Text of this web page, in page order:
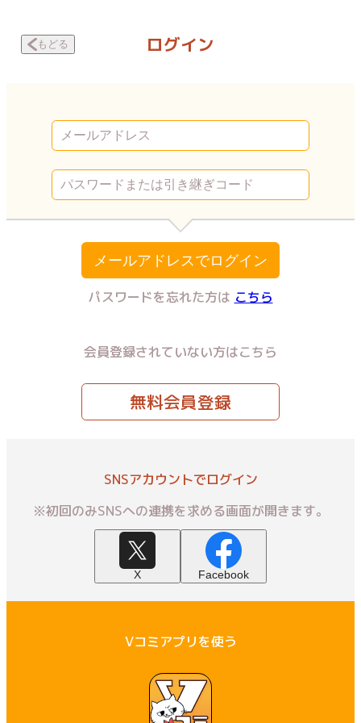
もどる ログイン
メールアドレスでログイン
パスワードを忘れた方は こちら
会員登録されていない方はこちら
無料会員登録
SNSアカウントでログイン
※初回のみSNSへの連携を求める画面が開きます。
X Facebook
Vコミアプリを使う